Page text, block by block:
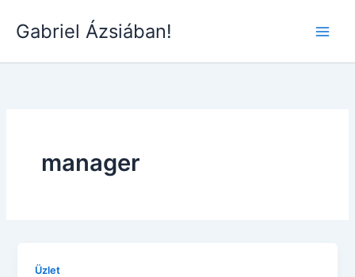
Gabriel Ázsiában!
manager
Üzlet